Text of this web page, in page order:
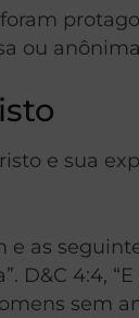
ou
e sua
e as
. D&C 4:4,
sem